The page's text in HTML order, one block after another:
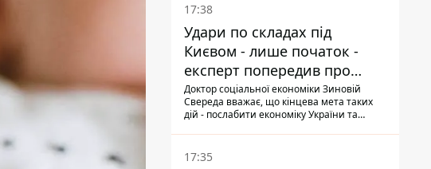
17:38
Удари по складах під
Києвом - лише початок -
експерт попередив про
нову загрозу
Доктор соціальної економіки Зиновій
Свереда вважає, що кінцева мета таких
дій - послабити економіку України та
17:35